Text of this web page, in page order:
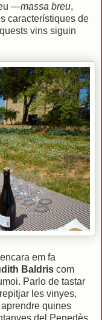
—massa breu,
característiques de
vins siguin
em fa
Baldris com
Parlo de tastar
les vinyes,
quines
del Penedès,